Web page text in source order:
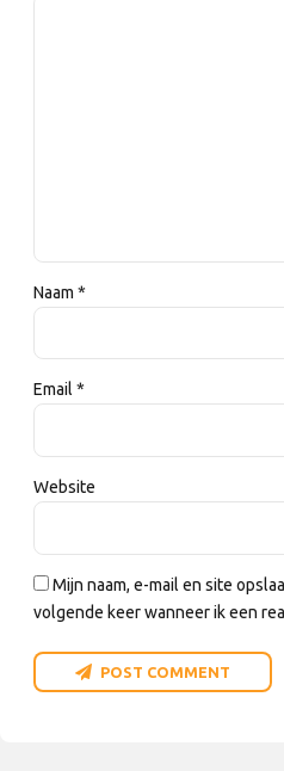
Naam *
Email *
Website
Mijn naam, e-mail en site
volgende keer wanneer ik een
POST COMMENT